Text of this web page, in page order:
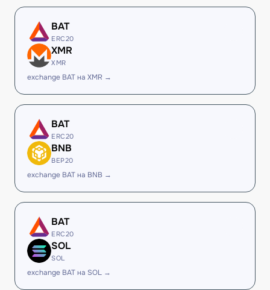
BAT
ERC20
XMR
XMR
exchange BAT на XMR →
BAT
ERC20
BNB
BEP20
exchange BAT на BNB →
BAT
ERC20
SOL
SOL
exchange BAT на SOL →